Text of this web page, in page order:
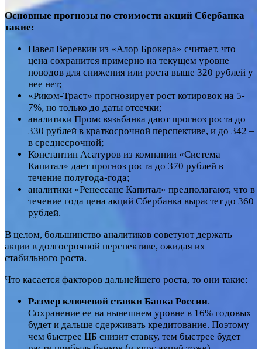
Основные прогнозы по стоимости акций Сбербанка
такие:
Павел Веревкин из «Алор Брокера» считает, что
цена сохранится примерно на текущем уровне –
поводов для снижения или роста выше 320 рублей у
нее нет;
«Риком-Траст» прогнозирует рост котировок на 5-
7%, но только до даты отсечки;
аналитики Промсвязьбанка дают прогноз роста до
330 рублей в краткосрочной перспективе, и до 342 –
в среднесрочной;
Константин Асатуров из компании «Система
Капитал» дает прогноз роста до 370 рублей в
течение полугода-года;
аналитики «Ренессанс Капитал» предполагают, что в
течение года цена акций Сбербанка вырастет до 360
рублей.
В целом, большинство аналитиков советуют держать
акции в долгосрочной перспективе, ожидая их
стабильного роста.
Что касается факторов дальнейшего роста, то они такие:
Размер ключевой ставки Банка России.
Сохранение ее на нынешнем уровне в 16% годовых
будет и дальше сдерживать кредитование. Поэтому
чем быстрее ЦБ снизит ставку, тем быстрее будет